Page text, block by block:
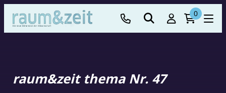
0
raum&zeit thema Nr. 47